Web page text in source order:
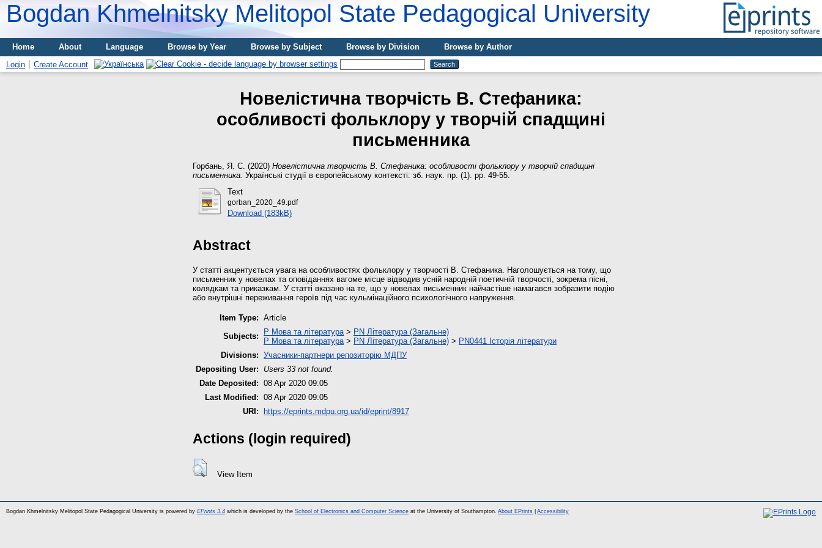
Bogdan Khmelnitsky Melitopol State Pedagogical University
Home About Language Browse by Year Browse by Subject Browse by Division
Browse by Author
Login
Create Account
Новелістична творчість В. Стефаника:
особливості фольклору у творчій спадщині
письменника
Горбань, Я. С. (2020) Новелістична творчість В. Стефаника: особливості фольклору у творчій спадщині
письменника. Українські студії в європейському контексті: зб. наук. пр. (1). pp. 49-55.
Text
gorban_2020_49.pdf
Download (183kB)
Abstract
У статті акцентується увага на особливостях фольклору у творчості В. Стефаника. Наголошується на тому, що
письменник у новелах та оповіданнях вагоме місце відводив усній народній поетичній творчості, зокрема пісні,
колядкам та приказкам. У статті вказано на те, що у новелах письменник найчастіше намагався зобразити подію
або внутрішні переживання героїв під час кульмінаційного психологічного напруження.
Item Type: Article
Subjects:
P Мова та література> PN Література (Загальне)
P Мова та література> PN Література (Загальне) > PN0441 Історія літератури
Divisions: Учасники-партнери репозиторію МДПУ
Depositing User:
Users 33 not found.
Date Deposited: 08 Apr 2020 09:05
Last Modified: 08 Apr 2020 09:05
URI:
https://eprints.mdpu.org.ua/id/eprint/8917
Actions (login required)
View Item
Bogdan Khmelnitsky Melitopol State Pedagogical University is powered by EPrints 3.4 which is developed by the School of Electronics and Computer Science at the University of Southampton. About EPrints Accessibility